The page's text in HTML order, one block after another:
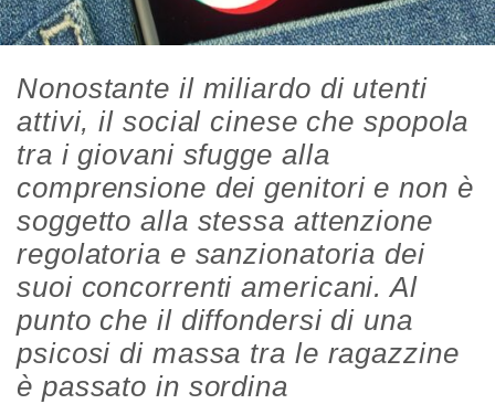
Nonostante il miliardo di utenti
attivi, il social cinese che spopola
tra i giovani sfugge alla
comprensione dei genitori e non è
soggetto alla stessa attenzione
regolatoria e sanzionatoria dei
suoi concorrenti americani. Al
punto che il diffondersi di una
psicosi di massa tra le ragazzine
è passato in sordina